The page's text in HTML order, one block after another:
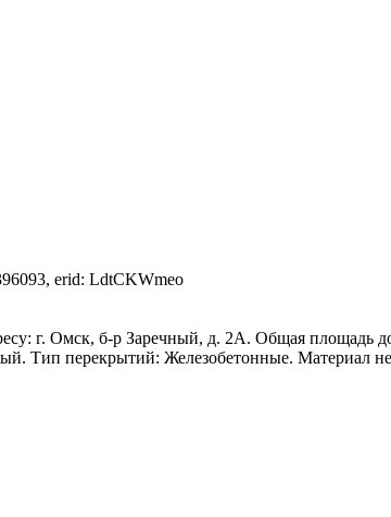
erid: LdtCKWmeo
г. Омск, б-р Заречный, д. 2А. Общая площадь
Тип перекрытий: Железобетонные. Материал